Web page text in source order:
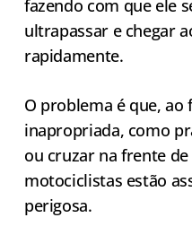
fazendo com que ele
ultrapassar e chegar
rapidamente.
O problema é que, ao
inapropriada, como
ou cruzar na frente
motociclistas estão
perigosa.